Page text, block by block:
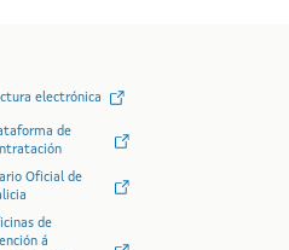
electrónica
de
Oficial de
de
á